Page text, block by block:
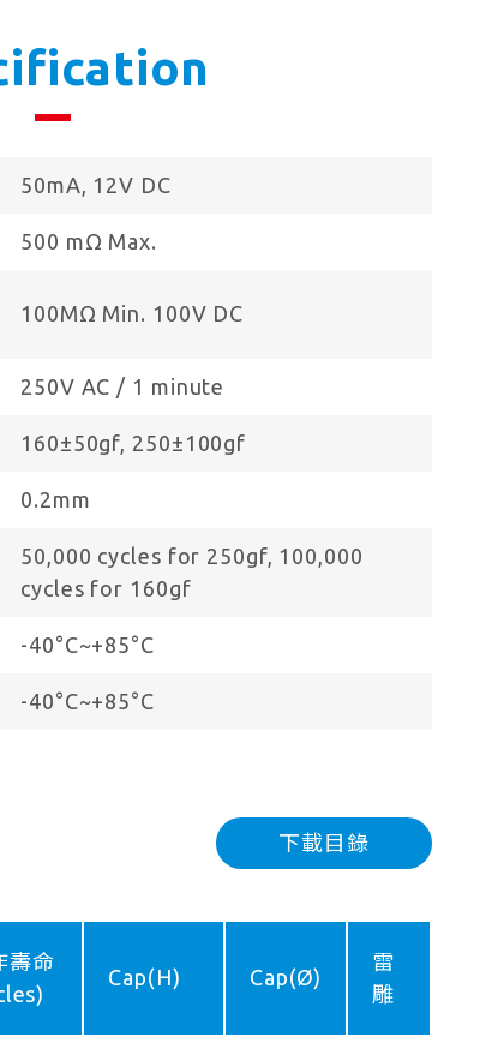
50mA, 12V DC
500 mΩ Max.
100MΩ Min. 100V DC
250V AC / 1 minute
160±50gf, 250±100gf
0.2mm
50,000 cycles for 250gf, 100,000
cycles for 160gf
-40°C~+85°C
-40°C~+85°C
下載目錄
壽命
Cap(H) Cap(Ø)
雷
雕